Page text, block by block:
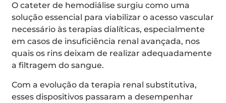
O cateter de hemodiálise surgiu como uma
solução essencial para viabilizar o acesso vascular
necessário às terapias dialíticas, especialmente
em casos de insuficiência renal avançada, nos
quais os rins deixam de realizar adequadamente
a filtragem do sangue.
Com a evolução da terapia renal substitutiva,
esses dispositivos passaram a desempenhar